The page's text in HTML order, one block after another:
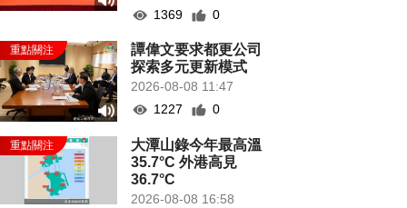
1369
0
譚偉文要求都更公司
探索多元更新模式
2026-08-08 11:47
1227
0
大潭山錄今年最高溫
35.7°C 外港高見
36.7°C
2026-08-08 16:58